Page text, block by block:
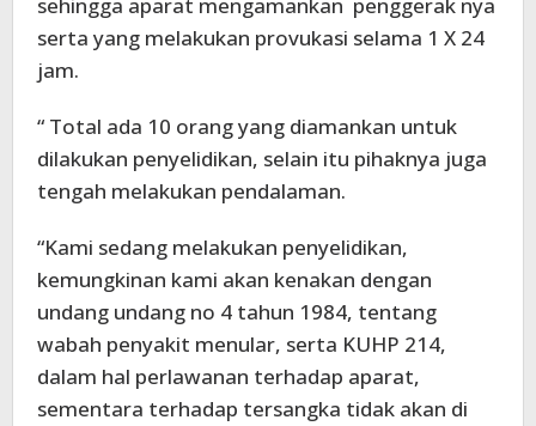
sehingga aparat mengamankan penggerak nya
serta yang melakukan provukasi selama 1 X 24
jam.
“ Total ada 10 orang yang diamankan untuk
dilakukan penyelidikan, selain itu pihaknya juga
tengah melakukan pendalaman.
“Kami sedang melakukan penyelidikan,
kemungkinan kami akan kenakan dengan
undang undang no 4 tahun 1984, tentang
wabah penyakit menular, serta KUHP 214,
dalam hal perlawanan terhadap aparat,
sementara terhadap tersangka tidak akan di